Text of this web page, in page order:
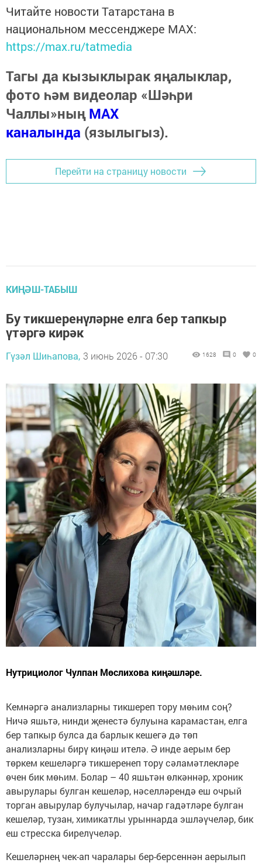
Читайте новости Татарстана в
национальном мессенджере MАХ:
https://max.ru/tatmedia
Тагы да кызыклырак яңалыклар,
фото һәм видеолар «Шәһри
Чаллы»ныңMAX
каналында (язылыгыз).
Перейти на страницу новости
КИҢӘШ-ТАБЫШ
Бу тикшеренүләрне елга бер тапкыр
үтәргә кирәк
Гүзәл Шиһапова, 3 июнь 2026 - 07:30 1628 0 0
Нутрициолог Чулпан Мөслихова киңәшләре.
Кемнәргә анализларны тикшереп тору мөһим соң?
Ничә яшьтә, нинди җенестә булуына карамастан, елга
бер тапкыр булса да барлык кешегә дә төп
анализларны бирү киңәш ителә. Ә инде аерым бер
төркем кешеләргә тикшеренеп тору сәламәтлекләре
өчен бик мөһим. Болар – 40 яшьтән өлкәннәр, хроник
авырулары булган кешеләр, нәселләрендә еш очрый
торган авырулар булучылар, начар гадәтләре булган
кешеләр, тузан, химикатлы урыннарда эшләүчеләр, бик
еш стресска бирелүчеләр.
Кешеләрнең чек-ап чаралары бер-берсеннән аерылып